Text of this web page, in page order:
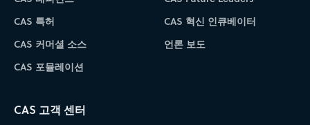
CAS 특허
CAS 커머셜 소스
CAS 포뮬레이션
CAS 혁신 인큐베이터
언론 보도
CAS 고객 센터